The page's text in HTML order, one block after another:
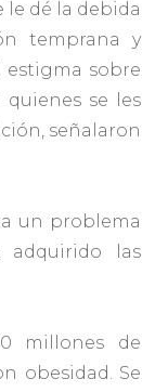
dé la debida
temprana y
sobre
quienes se les
señalaron
un problema
las
millones de
obesidad. Se